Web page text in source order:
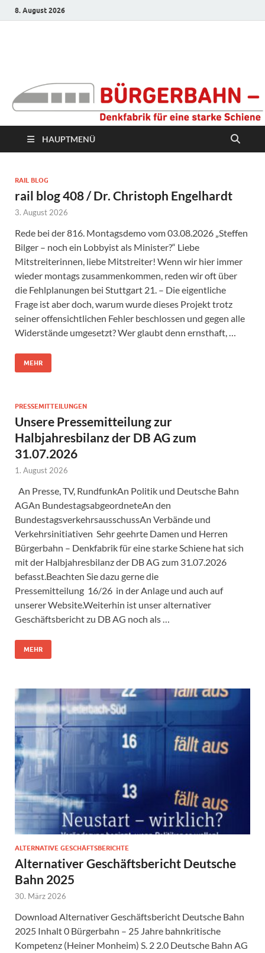
8. August 2026
Denkfabrik für eine
starke Schiene
HAUPTMENÜ
RAIL BLOG
rail blog 408 / Dr. Christoph Engelhardt
3. August 2026
Rede bei der 816. Montagsdemo vom 03.08.2026 „Steffen
Bilger – noch ein Lobbyist als Minister?“ Liebe
Mitstreiterinnen, liebe Mitstreiter! Wenn wir hier immer
wieder montags zusammenkommen, reden wir oft über
die Fehlplanungen bei Stuttgart 21. – Die eigentliche
Frage ist aber doch, warum wurde dieses Projekt trotz
seiner offensichtlichen Fehler beschlossen und gegen alle
Widerstände umgesetzt? Wer glaubt denn ernsthaft, …
MEHR
PRESSEMITTEILUNGEN
Unsere Pressemitteilung zur
Halbjahresbilanz der DB AG zum
31.07.2026
1. August 2026
An Presse, TV, RundfunkAn Politik und Deutsche Bahn
AGAn BundestagsabgeordneteAn den
BundestagsverkehrsausschussAn Verbände und
Verkehrsinitiativen Sehr geehrte Damen und Herren
Bürgerbahn – Denkfabrik für eine starke Schiene hat sich
mit der Halbjahresbilanz der DB AG zum 31.07.2026
befasst.Beachten Sie dazu gerne die
Pressemitteilung 16/26 in der Anlage und auch auf
unserer Website.Weiterhin ist unser alternativer
Geschäftsbericht zu DB AG noch als …
MEHR
ALTERNATIVE GESCHÄFTSBERICHTE
Alternativer Geschäftsbericht Deutsche
Bahn 2025
30. März 2026
Download Alternativer Geschäftsbericht Deutsche Bahn
2025 Inhalt 0 Bürgerbahn – 25 Jahre bahnkritische
Kompetenz (Heiner Monheim) S. 2 2.0 Deutsche Bahn AG